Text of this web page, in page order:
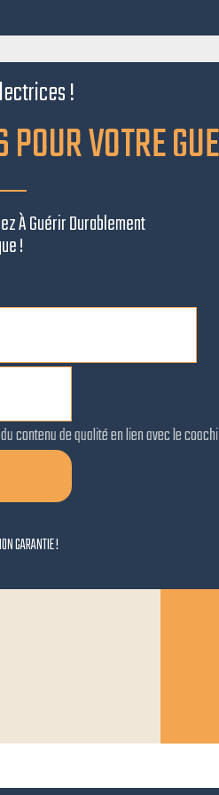
!
VOTRE
À Guérir Durablement
!
contenu de qualité en lien avec le
GARANTIE !